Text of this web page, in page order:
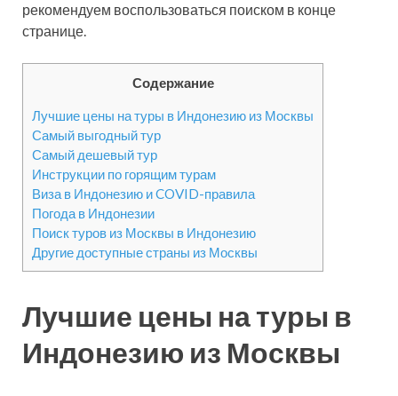
рекомендуем воспользоваться поиском в конце
странице.
Содержание
Лучшие цены на туры в Индонезию из Москвы
Самый выгодный тур
Самый дешевый тур
Инструкции по горящим турам
Виза в Индонезию и COVID-правила
Погода в Индонезии
Поиск туров из Москвы в Индонезию
Другие доступные страны из Москвы
Лучшие цены на туры в
Индонезию из Москвы